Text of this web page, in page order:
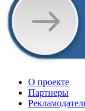
О проекте
Партнеры